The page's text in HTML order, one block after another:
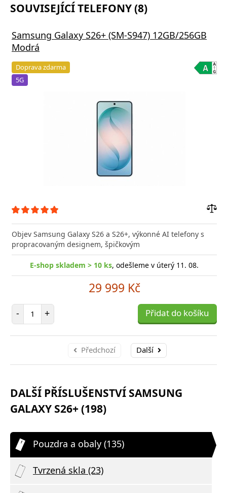
SOUVISEJÍCÍ TELEFONY (8)
Samsung Galaxy S26+ (SM-S947) 12GB/256GB
Modrá
Doprava zdarma
5G
Objev Samsung Galaxy S26 a S26+, výkonné AI telefony s
propracovaným designem, špičkovým
E-shop skladem > 10 ks, odešleme v úterý 11. 08.
29 999 Kč
- Počet položek
+ Přidat do košíku
Předchozí Další
DALŠÍ PŘÍSLUŠENSTVÍ SAMSUNG
GALAXY S26+ (198)
Pouzdra a obaly (135)
Tvrzená skla (23)